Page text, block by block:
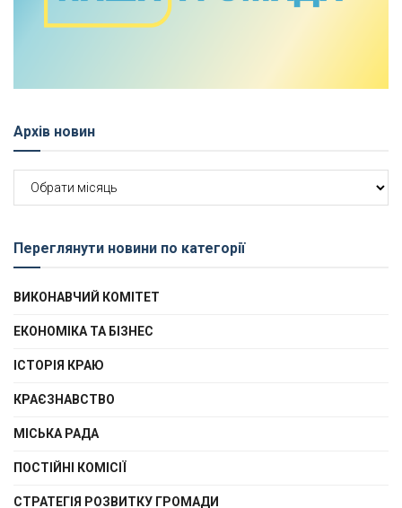
Архів новин
новин
Переглянути новини по категорії
ВИКОНАВЧИЙ КОМІТЕТ
ЕКОНОМІКА ТА БІЗНЕС
ІСТОРІЯ КРАЮ
КРАЄЗНАВСТВО
МІСЬКА РАДА
ПОСТІЙНІ КОМІСІЇ
СТРАТЕГІЯ РОЗВИТКУ ГРОМАДИ